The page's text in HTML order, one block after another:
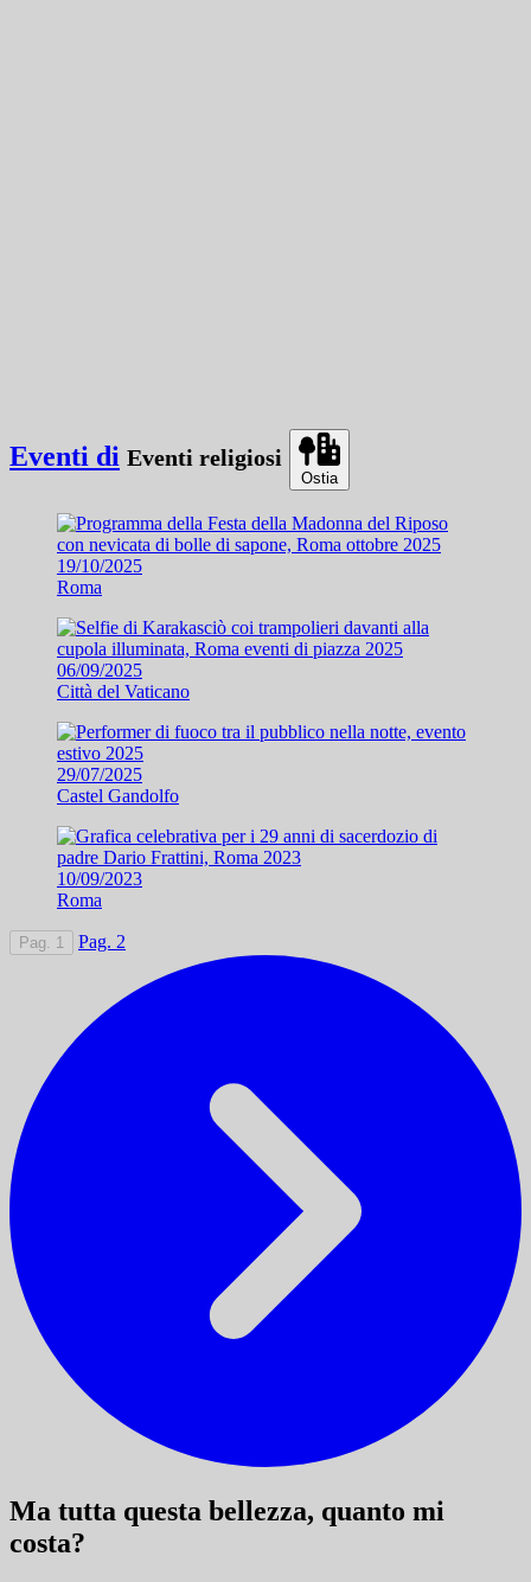
Eventi di Eventi religiosi
Ostia
19/10/2025
Roma
06/09/2025
Città del Vaticano
29/07/2025
Castel Gandolfo
10/09/2023
Roma
Pag. 1 Pag. 2
Ma tutta questa bellezza, quanto mi
costa?